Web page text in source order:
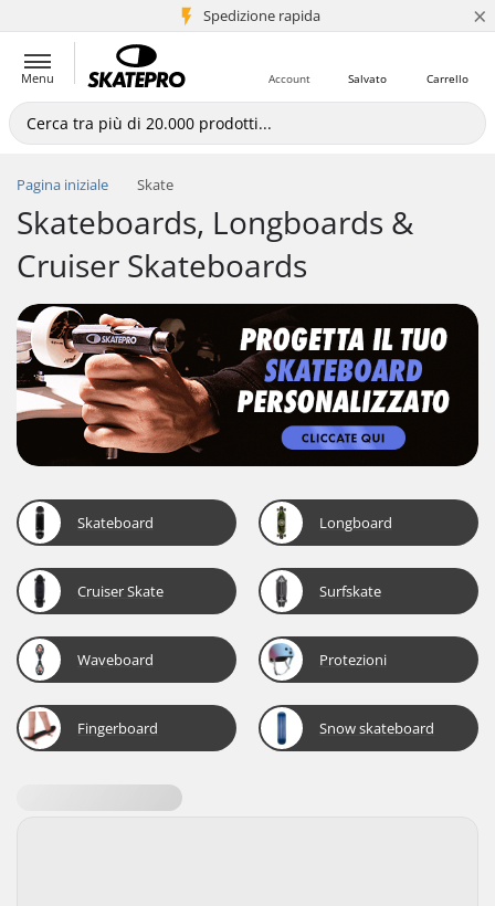
Spedizione rapida
+5 mln di clienti ×
Menu Carrello
Salvato
Account
Pagina iniziale Skate
Skateboards, Longboards &
Cruiser Skateboards
Skateboard Longboard
Cruiser Skate Surfskate
Waveboard Protezioni
Fingerboard Snow skateboard